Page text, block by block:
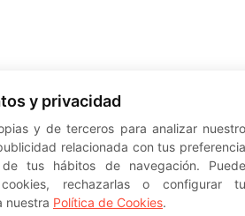
y privacidad
y de terceros para analizar
relacionada con tus
tus hábitos de navegación.
rechazarlas o configurar
nuestra Política de Cookies.